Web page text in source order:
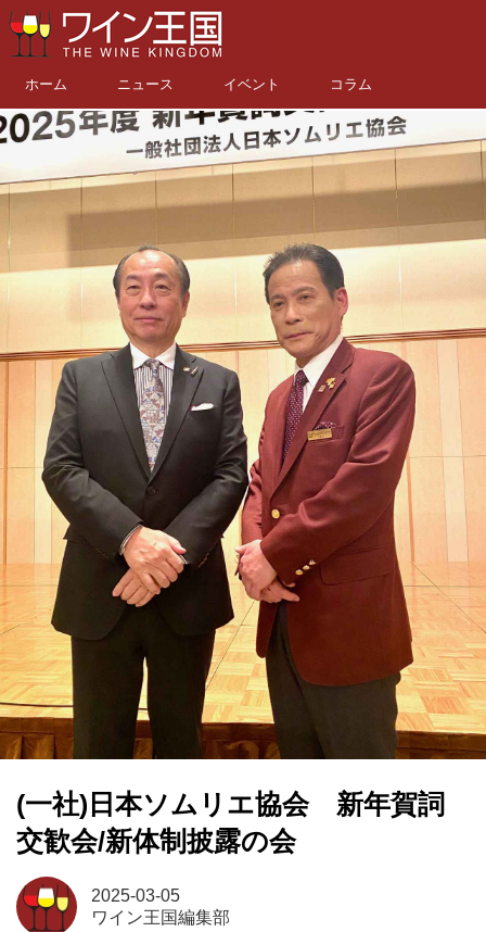
ホーム ニュース イベント コラム
(一社)日本ソムリエ協会 新年賀詞
交歓会/新体制披露の会
2025-03-05
ワイン王国編集部